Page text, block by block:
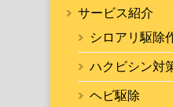
サービス紹介
シロアリ駆除
ハクビシン対
ヘビ駆除